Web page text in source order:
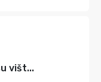
višt...